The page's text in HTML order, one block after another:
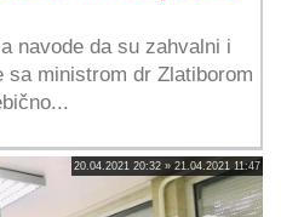
navode da su zahvalni i
ministrom dr Zlatiborom
20.04.2021 20:32 » 21.04.2021 11:47